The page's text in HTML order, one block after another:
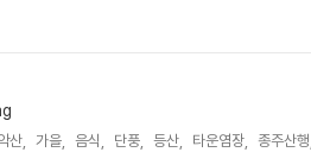
산, 가을, 음식, 단풍, 등산, 타운염장,
종주산행,